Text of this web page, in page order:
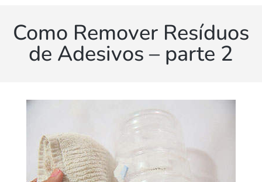
Como Remover Resíduos
de Adesivos – parte 2